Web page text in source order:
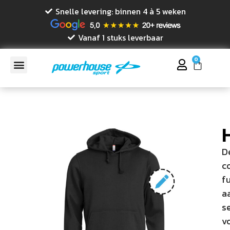
Snelle levering: binnen 4 à 5 weken
Vanaf 1 stuks leverbaar
0